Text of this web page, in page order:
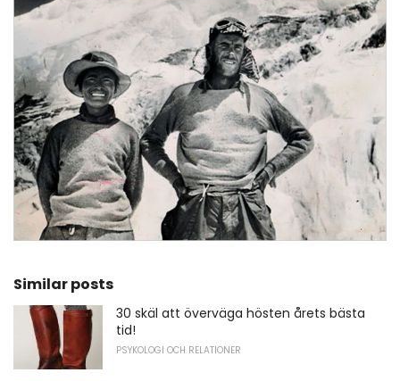
Similar posts
30 skäl att överväga hösten årets bästa
tid!
PSYKOLOGI OCH RELATIONER